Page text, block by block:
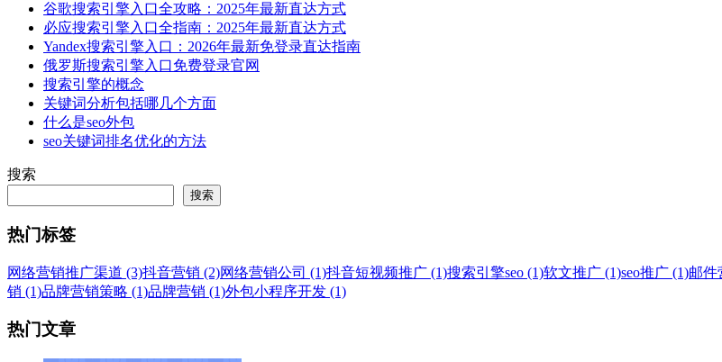
谷歌搜索引擎入口全攻略：2025年最新直达方式
必应搜索引擎入口全指南：2025年最新直达方式
Yandex搜索引擎入口：2026年最新免登录直达指南
俄罗斯搜索引擎入口免费登录官网
搜索引擎的概念
关键词分析包括哪几个方面
什么是seo外包
seo关键词排名优化的方法
搜索
搜索
热门标签
网络营销推广渠道 (3)抖音营销 (2)网络营销公司 (1)抖音短视频推广 (1)搜索引擎seo (1)软文推广 (1)seo推广 (1)邮件
销 (1)品牌营销策略 (1)品牌营销 (1)外包小程序开发 (1)
热门文章